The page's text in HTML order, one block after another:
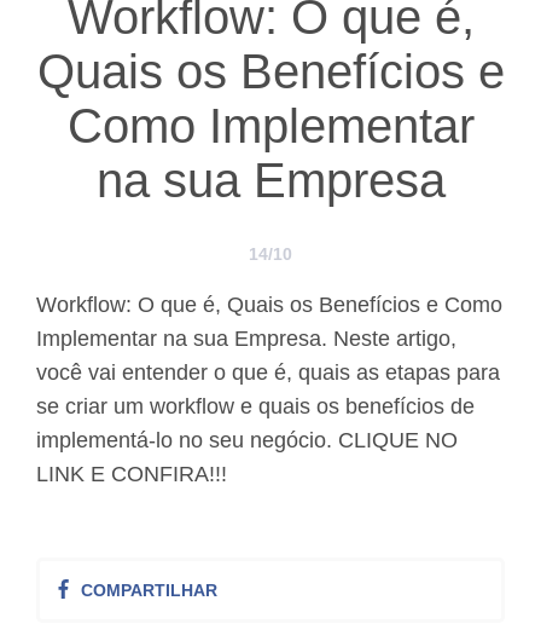
Workflow: O que é,
Quais os Benefícios e
Como Implementar
na sua Empresa
14/10
Workflow: O que é, Quais os Benefícios e Como
Implementar na sua Empresa. Neste artigo,
você vai entender o que é, quais as etapas para
se criar um workflow e quais os benefícios de
implementá-lo no seu negócio. CLIQUE NO
LINK E CONFIRA!!!
COMPARTILHAR